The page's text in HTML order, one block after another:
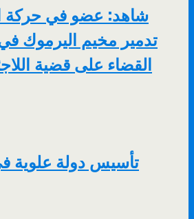
شاهد: عضو في حركة
تدمير مخيم
القضاء على قضية
تأسيس دولة علوية